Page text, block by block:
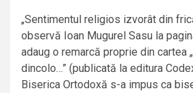
„Sentimentul religios izvorât din
observă Ioan Mugurel Sasu la
adaug o remarcă proprie din cartea
dincolo…” (publicată la editura
Biserica Ortodoxă s-a impus ca